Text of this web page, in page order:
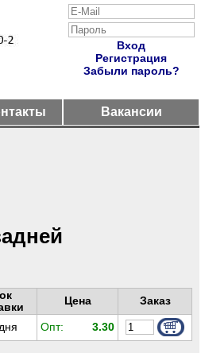
Вход
Регистрация
Забыли пароль?
Вакансии
Цена Заказ
Опт: 3.30